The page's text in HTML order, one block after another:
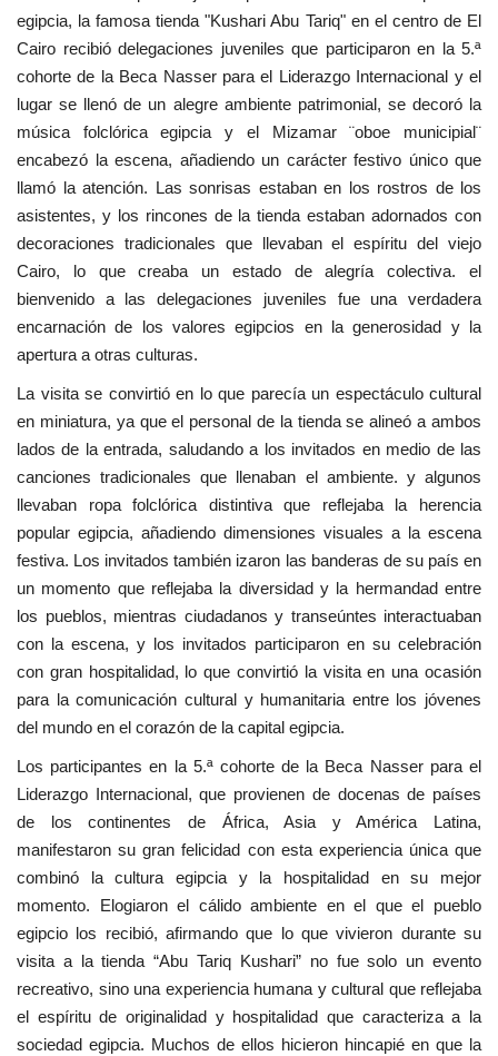
egipcia, la famosa tienda "Kushari Abu Tariq" en el centro de El
Cairo recibió delegaciones juveniles que participaron en la 5.ª
cohorte de la Beca Nasser para el Liderazgo Internacional y el
lugar se llenó de un alegre ambiente patrimonial, se decoró la
música folclórica egipcia y el Mizamar ¨oboe municipial¨
encabezó la escena, añadiendo un carácter festivo único que
llamó la atención. Las sonrisas estaban en los rostros de los
asistentes, y los rincones de la tienda estaban adornados con
decoraciones tradicionales que llevaban el espíritu del viejo
Cairo, lo que creaba un estado de alegría colectiva. el
bienvenido a las delegaciones juveniles fue una verdadera
encarnación de los valores egipcios en la generosidad y la
apertura a otras culturas.
La visita se convirtió en lo que parecía un espectáculo cultural
en miniatura, ya que el personal de la tienda se alineó a ambos
lados de la entrada, saludando a los invitados en medio de las
canciones tradicionales que llenaban el ambiente. y algunos
llevaban ropa folclórica distintiva que reflejaba la herencia
popular egipcia, añadiendo dimensiones visuales a la escena
festiva. Los invitados también izaron las banderas de su país en
un momento que reflejaba la diversidad y la hermandad entre
los pueblos, mientras ciudadanos y transeúntes interactuaban
con la escena, y los invitados participaron en su celebración
con gran hospitalidad, lo que convirtió la visita en una ocasión
para la comunicación cultural y humanitaria entre los jóvenes
del mundo en el corazón de la capital egipcia.
Los participantes en la 5.ª cohorte de la Beca Nasser para el
Liderazgo Internacional, que provienen de docenas de países
de los continentes de África, Asia y América Latina,
manifestaron su gran felicidad con esta experiencia única que
combinó la cultura egipcia y la hospitalidad en su mejor
momento. Elogiaron el cálido ambiente en el que el pueblo
egipcio los recibió, afirmando que lo que vivieron durante su
visita a la tienda “Abu Tariq Kushari” no fue solo un evento
recreativo, sino una experiencia humana y cultural que reflejaba
el espíritu de originalidad y hospitalidad que caracteriza a la
sociedad egipcia. Muchos de ellos hicieron hincapié en que la